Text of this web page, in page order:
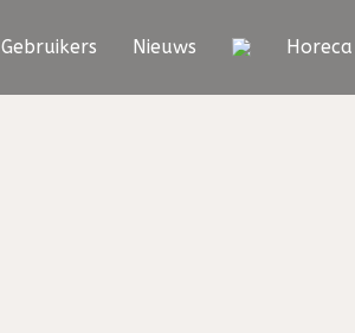
Gebruikers Nieuws Horeca